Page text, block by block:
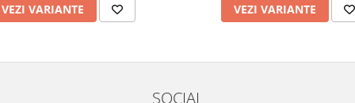
VEZI VARIANTE VEZI VARIANTE
SOCIAL